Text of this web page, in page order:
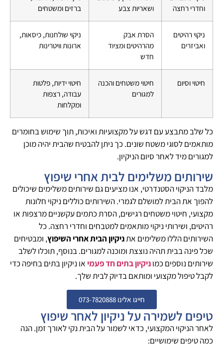
וחדרי רחצה
ושאריות צבע
ברזים ומשטחים
ניקוי רהיטים
ואביזרים
הסרת אבק
מהרהיטים ומציוד
חדש
ניקוי שולחנות, כיסאות,
ארונות וויטרינות
חיטוי וסיום
חיטוי משטחים והכנה
למגורים
חיטוי ידיות, פלטות
עבודה, רצפות
ומקלחות
כל שלב מתבצע עם דגש על מקצועיות ואיכות, תוך שימוש בחומרים
מותאמים לסוגי משטח שונים. כך ניתן להבטיח שהבית יהיה מוכן
למגורים מיד לאחר סיום הניקיון.
שירותים משלימים לבית אחרי שיפוץ
מלבד הניקוי הסטנדרטי, אנו מציעים גם שירותים משלימים שיכולים
להפוך את הבית למושלם לגמרי. השירותים כוללים ניקוי חלונות
מקצועי, חיטוי משטחים רגישים, הסרת כתמים עקשניים מרצפות או
רהיטים, ושירותי ניקוי מותאמים למטבחים וחדרי רחצה. כל
השירותים הללו משלימים אתניקיון הבית אחרי השיפוץ, ומבטיחים
שכל פינה בבית תהיה נוצצת ומוכנה למגורים. בנוסף, תוכלו לשלב
שירותים נוספים כמוניקיון בתים חד פעמי או ניקיון בתים בחיפה כדי
לקבל טיפול מקצועי ומותאם בדיוק לבית שלך.
חייגו אלינו 073-7820888
טיפים לשמירה על ניקיון לאחר שיפוץ
לאחר הניקוי המקצועי, כדאי לשמור על הבית נקי לאורך זמן. הנה
כמה טיפים שימושיים: